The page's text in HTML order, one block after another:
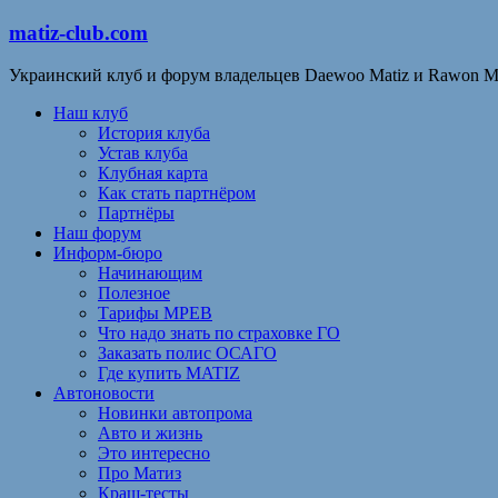
matiz-club.com
Украинский клуб и форум владельцев Daewoo Matiz и Rawon
Наш клуб
История клуба
Устав клуба
Клубная карта
Как стать партнёром
Партнёры
Наш форум
Информ-бюро
Начинающим
Полезное
Тарифы МРЕВ
Что надо знать по страховке ГО
Заказать полис ОСАГО
Где купить MATIZ
Автоновости
Новинки автопрома
Авто и жизнь
Это интересно
Про Матиз
Краш-тесты